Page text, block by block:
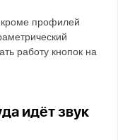
профилей
работу кнопок на
идёт звук